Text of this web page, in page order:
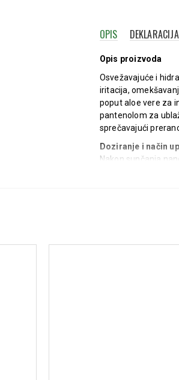
OPIS DEKLARACIJA
Opis proizvoda
Osvežavajuće i
iritacija,
poput aloe vere za
pantenolom za
sprečavajući
Doziranje i način
Nakon sunčanja